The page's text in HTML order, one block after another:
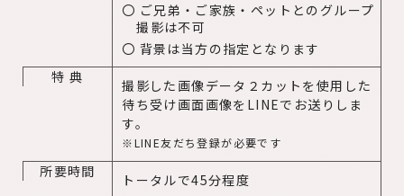
ご兄弟・ご家族・ペットとのグループ
撮影は不可
背景は当方の指定となります
特 典
撮影した画像データ２カットを使用した
待ち受け画面画像をLINEでお送りしま
す。
※LINE友だち登録が必要です
所要時間
トータルで45分程度